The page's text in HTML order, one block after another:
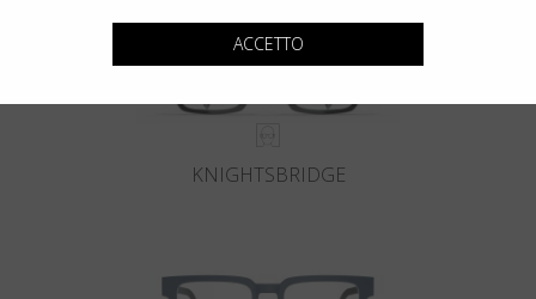
KNIGHTSBRIDGE
ACCETTO